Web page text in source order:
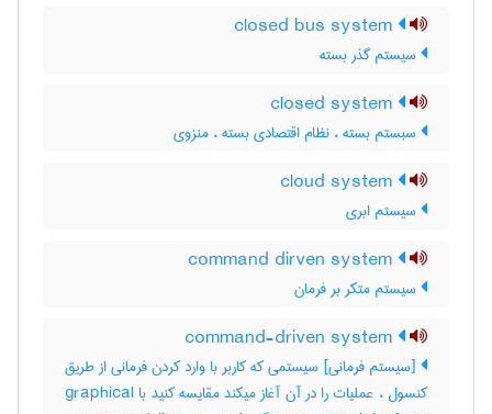
سیستم گذر بسته
سبستم بسته ، نظام اقتصادی بسته ، منزوی
سیستم ابری
سیستم متکر بر فرمان
[سیستم فرمانی] سیستمی که کاربر با وارد کردن فرمانی از طریق
کنسول ، عملیات را در آن آغاز میکند مقایسه کنید با ‎graphical